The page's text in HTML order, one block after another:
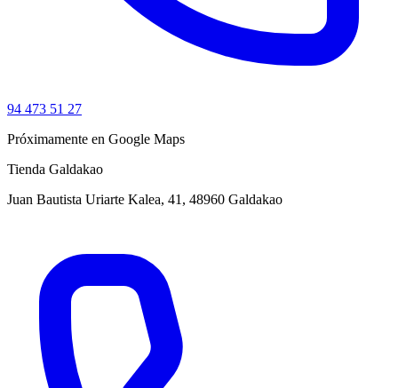
94 473 51 27
Próximamente en Google Maps
Tienda Galdakao
Juan Bautista Uriarte Kalea, 41, 48960 Galdakao